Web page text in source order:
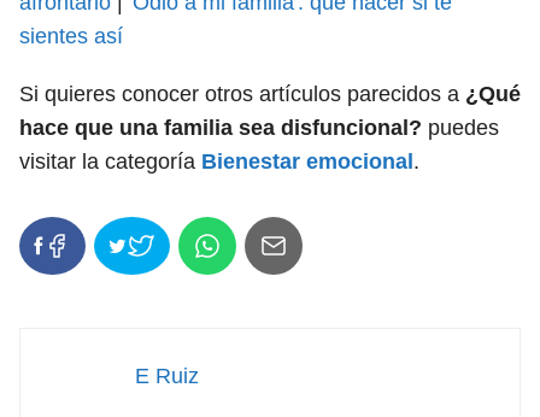
sientes así
Si quieres conocer otros artículos parecidos a ¿Qué
hace que una familia sea disfuncional? puedes
visitar la categoría Bienestar emocional .
E Ruiz